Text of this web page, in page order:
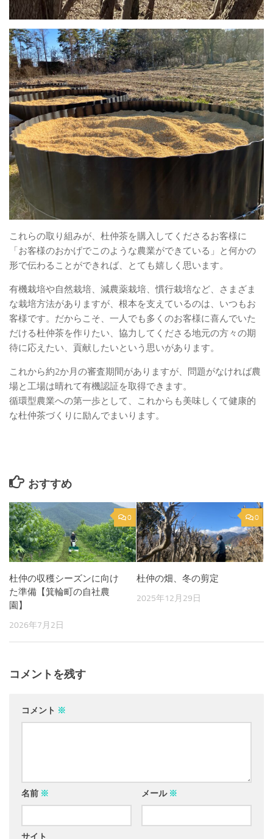
これらの取り組みが、杜仲茶を購入してくださるお客様に
「お客様のおかげでこのような農業ができている」と何かの
形で伝わることができれば、とても嬉しく思います。
有機栽培や自然栽培、減農薬栽培、慣行栽培など、さまざま
な栽培方法がありますが、根本を支えているのは、いつもお
客様です。だからこそ、一人でも多くのお客様に喜んでいた
だける杜仲茶を作りたい、協力してくださる地元の方々の期
待に応えたい、貢献したいという思いがあります。
これから約2か月の審査期間がありますが、問題がなければ農
場と工場は晴れて有機認証を取得できます。
循環型農業への第一歩として、これからも美味しくて健康的
な杜仲茶づくりに励んでまいります。
おすすめ
0
杜仲の収穫シーズンに向け
た準備【箕輪町の自社農
園】
2026年7月2日
0
杜仲の畑、冬の剪定
2025年12月29日
コメントを残す
コメント ※
名前 ※ メール ※